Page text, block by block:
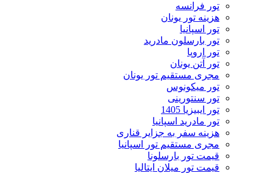
تور فرانسه
هزینه تور یونان
تور اسپانیا
تور بارسلون مادرید
تور اروپا
تور آتن یونان
مجری مستقیم تور یونان
تور میکونوس
تور سنتورینی
تور ایبیزیا 1405
تور مادرید اسپانیا
هزینه سفر به جزایر قناری
مجری مستقیم تور اسپانیا
قیمت تور بارسلونا
قیمت تور میلان ایتالیا